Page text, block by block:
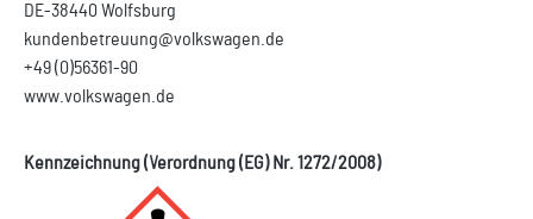
DE-38440 Wolfsburg
kundenbetreuung@volkswagen.de
+49 (0)56361-90
www.volkswagen.de
Kennzeichnung (Verordnung (EG) Nr. 1272/2008)